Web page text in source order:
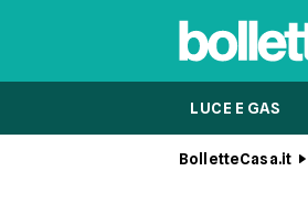
LUCE E GAS
BolletteCasa.it